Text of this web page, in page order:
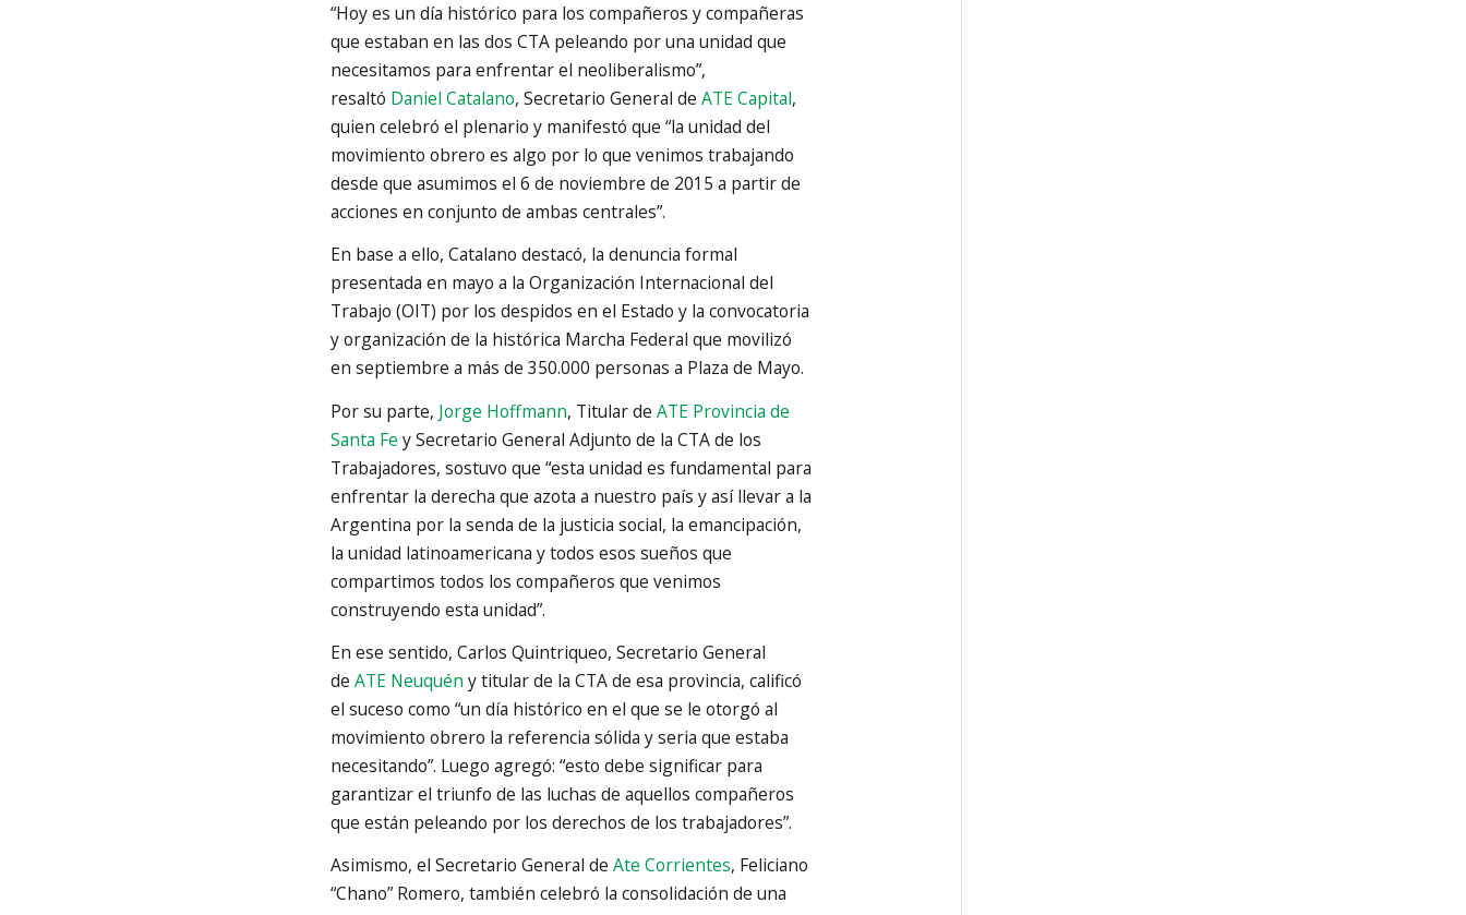
“Hoy es un día histórico para los compañeros y compañeras
que estaban en las dos CTA peleando por una unidad que
necesitamos para enfrentar el neoliberalismo”,
resaltó Daniel Catalano, Secretario General de ATE Capital,
quien celebró el plenario y manifestó que “la unidad del
movimiento obrero es algo por lo que venimos trabajando
desde que asumimos el 6 de noviembre de 2015 a partir de
acciones en conjunto de ambas centrales”.
En base a ello, Catalano destacó, la denuncia formal
presentada en mayo a la Organización Internacional del
Trabajo (OIT) por los despidos en el Estado y la convocatoria
y organización de la histórica Marcha Federal que movilizó
en septiembre a más de 350.000 personas a Plaza de Mayo.
Por su parte, Jorge Hoffmann, Titular de ATE Provincia de
Santa Fe y Secretario General Adjunto de la CTA de los
Trabajadores, sostuvo que “esta unidad es fundamental para
enfrentar la derecha que azota a nuestro país y así llevar a la
Argentina por la senda de la justicia social, la emancipación,
la unidad latinoamericana y todos esos sueños que
compartimos todos los compañeros que venimos
construyendo esta unidad”.
En ese sentido, Carlos Quintriqueo, Secretario General
de ATE Neuquén y titular de la CTA de esa provincia, calificó
el suceso como “un día histórico en el que se le otorgó al
movimiento obrero la referencia sólida y seria que estaba
necesitando”. Luego agregó: “esto debe significar para
garantizar el triunfo de las luchas de aquellos compañeros
que están peleando por los derechos de los trabajadores”.
Asimismo, el Secretario General de Ate Corrientes, Feliciano
“Chano” Romero, también celebró la consolidación de una